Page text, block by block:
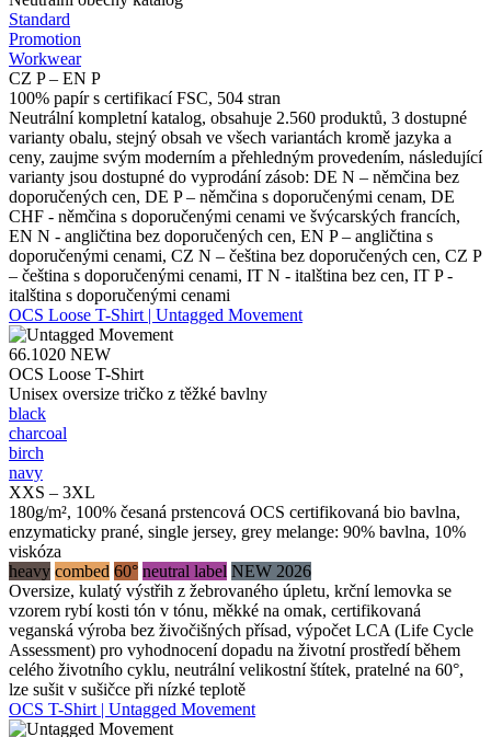
Standard
Promotion
Workwear
CZ P – EN P
100% papír s certifikací FSC, 504 stran
Neutrální kompletní katalog, obsahuje 2.560 produktů, 3 dostupné
varianty obalu, stejný obsah ve všech variantách kromě jazyka a
ceny, zaujme svým moderním a přehledným provedením, následující
varianty jsou dostupné do vyprodání zásob: DE N – němčina bez
doporučených cen, DE P – němčina s doporučenými cenam, DE
CHF - němčina s doporučenými cenami ve švýcarských francích,
EN N - angličtina bez doporučených cen, EN P – angličtina s
doporučenými cenami, CZ N – čeština bez doporučených cen, CZ P
– čeština s doporučenými cenami, IT N - italština bez cen, IT P -
italština s doporučenými cenami
OCS Loose T-Shirt | Untagged Movement
66.1020 NEW
OCS Loose T-Shirt
Unisex oversize tričko z těžké bavlny
black
charcoal
birch
navy
XXS – 3XL
180g/m², 100% česaná prstencová OCS certifikovaná bio bavlna,
enzymaticky prané, single jersey, grey melange: 90% bavlna, 10%
viskóza
heavy combed 60° neutral label NEW 2026
Oversize, kulatý výstřih z žebrovaného úpletu, krční lemovka se
vzorem rybí kosti tón v tónu, měkké na omak, certifikovaná
veganská výroba bez živočišných přísad, výpočet LCA (Life Cycle
Assessment) pro vyhodnocení dopadu na životní prostředí během
celého životního cyklu, neutrální velikostní štítek, pratelné na 60°,
lze sušit v sušičce při nízké teplotě
OCS T-Shirt | Untagged Movement